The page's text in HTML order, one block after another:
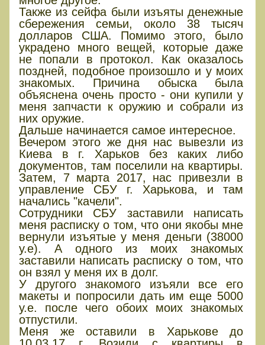
Также из сейфа были изъяты денежные
сбережения семьи, около 38 тысяч
долларов США. Помимо этого, было
украдено много вещей, которые даже
не попали в протокол. Как оказалось
поздней, подобное произошло и у моих
знакомых. Причина обыска была
объяснена очень просто - они купили у
меня запчасти к оружию и собрали из
них оружие.
Дальше начинается самое интересное.
Вечером этого же дня нас вывезли из
Киева в г. Харьков без каких либо
документов, там поселили на квартиры.
Затем, 7 марта 2017, нас привезли в
управление СБУ г. Харькова, и там
начались "качели".
Сотрудники СБУ заставили написать
меня расписку о том, что они якобы мне
вернули изъятые у меня деньги (38000
у.е). А одного из моих знакомых
заставили написать расписку о том, что
он взял у меня их в долг.
У другого знакомого изъяли все его
макеты и попросили дать им еще 5000
у.е. после чего обоих моих знакомых
отпустили.
Меня же оставили в Харькове до